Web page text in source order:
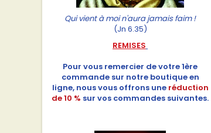
Qui vient à moi n'aura jamais faim !
(Jn 6.35)
REMISES
Pour vous remercier de votre 1ère
commande sur notre boutique en
ligne, nous vous offrons une réduction
de 10 % sur vos commandes suivantes.